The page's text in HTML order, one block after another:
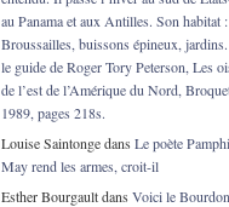
au Panama et aux Antilles. Son habitat :
Broussailles, buissons épineux,
le guide de Roger Tory Peterson, Les
de l’est de l’Amérique du Nord,
1989, pages 218s.
Louise Saintongedans Le poète
May rend les armes, croit-il
Esther Bourgaultdans Voici le Bourdon